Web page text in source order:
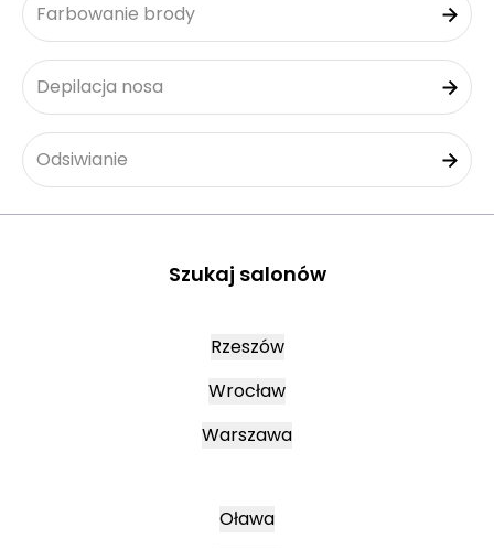
Farbowanie brody
Depilacja nosa
Odsiwianie
Szukaj salonów
Rzeszów
Wrocław
Warszawa
Oława